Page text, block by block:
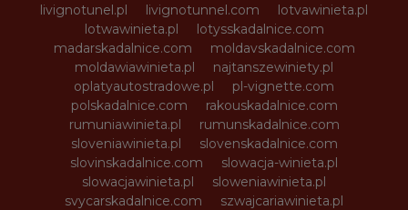
livignotunel.pl
livignotunnel.com
lotvawinieta.pl
lotwawinieta.pl
lotysskadalnice.com
madarskadalnice.com
moldavskadalnice.com
moldawiawinieta.pl
najtanszewiniety.pl
oplatyautostradowe.pl
pl-vignette.com
polskadalnice.com
rakouskadalnice.com
rumuniawinieta.pl
rumunskadalnice.com
sloveniawinieta.pl
slovenskadalnice.com
slovinskadalnice.com
slowacja-winieta.pl
slowacjawinieta.pl
sloweniawinieta.pl
svycarskadalnice.com
szwajcariawinieta.pl